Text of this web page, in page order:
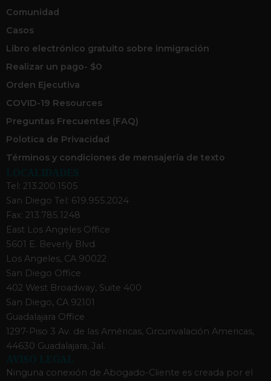
Comunidad
Casos
Libro electrónico gratuito sobre inmigración
Realizar un pago- $0
Orden Ejecutiva
COVID-19 Resources
Preguntas Frecuentes (FAQ)
Polotica de Privacidad
Términos y condiciones de mensajería de texto
Tel: 213.200.1505
San Diego Tel: 619.955.2024
Fax: 213.785.1248
East Los Angeles Office
5601 E. Beverly Blvd.
Los Angeles, CA 90022
San Diego Office
402 West Broadway, Suite 400
San Diego, CA 92101
Guadalajara Office
1297-Piso 3 Av. de las Américas, Circunvalación Americas,
44630 Guadalajara, Jal.
Ninguna conexión de Abogado-Cliente es creada por el